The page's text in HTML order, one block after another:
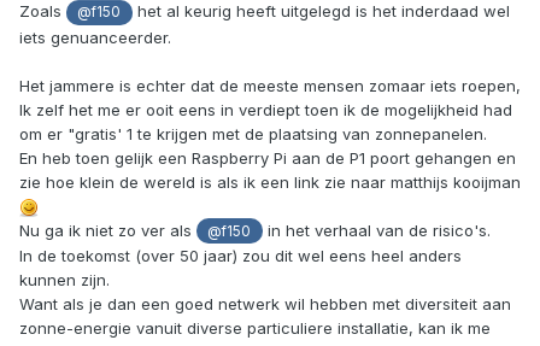
Zoals @f150
het al keurig heeft uitgelegd is het inderdaad wel
iets genuanceerder.
Het jammere is echter dat de meeste mensen zomaar iets roepen,
Ik zelf het me er ooit eens in verdiept toen ik de mogelijkheid had
om er "gratis' 1 te krijgen met de plaatsing van zonnepanelen.
En heb toen gelijk een Raspberry Pi aan de P1 poort gehangen en
zie hoe klein de wereld is als ik een link zie naar matthijs kooijman
Nu ga ik niet zo ver als @f150
in het verhaal van de risico's.
In de toekomst (over 50 jaar) zou dit wel eens heel anders
kunnen zijn.
Want als je dan een goed netwerk wil hebben met diversiteit aan
zonne-energie vanuit diverse particuliere installatie, kan ik me